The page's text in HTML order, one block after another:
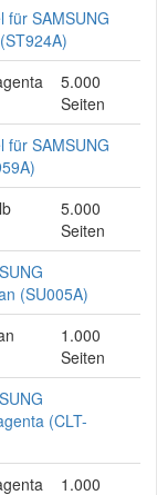
für SAMSUNG
5.000
Seiten
für SAMSUNG
5.000
Seiten
(SU005A)
1.000
Seiten
(CLT-
1.000